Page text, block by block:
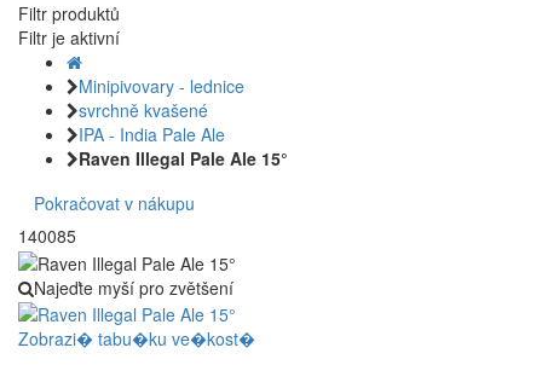
Filtr produktů
Filtr je aktivní
Minipivovary - lednice
svrchně kvašené
IPA - India Pale Ale
Raven Illegal Pale Ale 15°
Pokračovat v nákupu
140085
Najeďte myší pro zvětšení
Zobrazi� tabu�ku ve�kost�